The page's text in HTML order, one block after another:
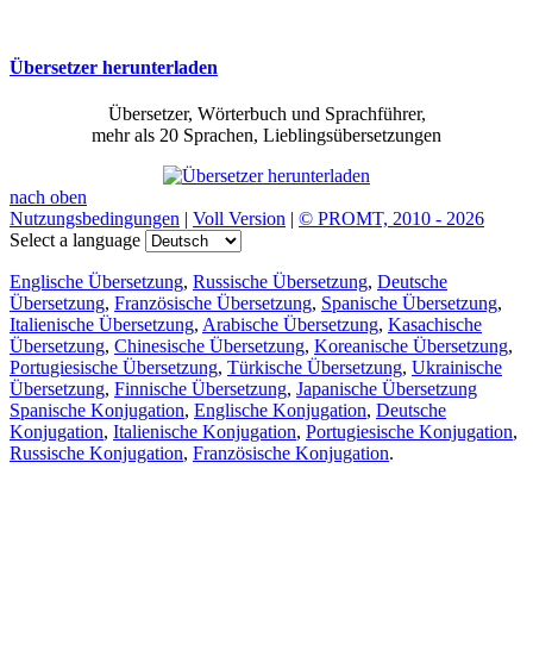
Übersetzer herunterladen
Übersetzer, Wörterbuch und Sprachführer,
mehr als 20 Sprachen, Lieblingsübersetzungen
nach oben
Nutzungsbedingungen | Voll Version | © PROMT, 2010 - 2026
Select a language
Englische Übersetzung, Russische Übersetzung, Deutsche
Übersetzung, Französische Übersetzung, Spanische Übersetzung,
Italienische Übersetzung, Arabische Übersetzung, Kasachische
Übersetzung, Chinesische Übersetzung, Koreanische Übersetzung,
Portugiesische Übersetzung, Türkische Übersetzung, Ukrainische
Übersetzung, Finnische Übersetzung, Japanische Übersetzung
Spanische Konjugation, Englische Konjugation, Deutsche
Konjugation, Italienische Konjugation, Portugiesische Konjugation,
Russische Konjugation, Französische Konjugation.